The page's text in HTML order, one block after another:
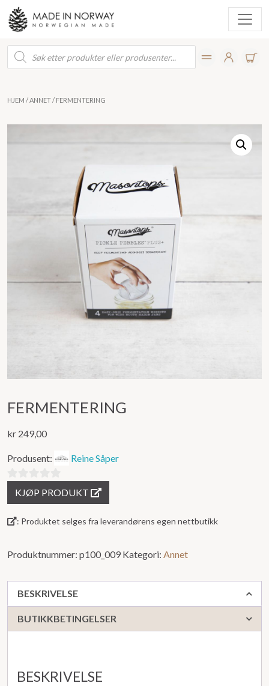
Products
search
HJEM /ANNET/ FERMENTERING
FERMENTERING
kr 249,00
Produsent: Reine Såper
ut
av
KJØP PRODUKT
: Produktet selges fra leverandørens egen nettbutikk
Produktnummer: p100_009 Kategori: Annet
BESKRIVELSE
BUTIKKBETINGELSER
BESKRIVELSE